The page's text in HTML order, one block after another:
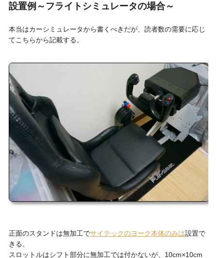
設置例～フライトシミュレータの場合～
本当はカーシミュレータから書くべきだが、読者数の需要に応じ
てこちらから記載する。
正面のスタンドは無加工でサイテックのヨーク本体のみは設置で
きる。
スロットルはシフト部分に無加工では付かないが、10cm×10cm